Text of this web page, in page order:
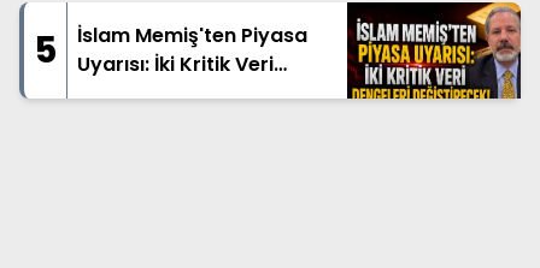
5
İslam Memiş'ten Piyasa
Uyarısı: İki Kritik Veri
Dengeleri Değiştirecek!